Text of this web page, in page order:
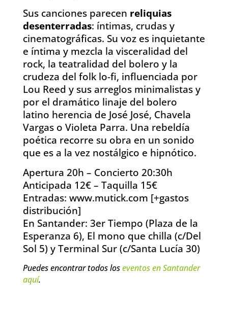
Sus canciones parecen reliquias
desenterradas: íntimas, crudas y
cinematográficas. Su voz es inquietante
e íntima y mezcla la visceralidad del
rock, la teatralidad del bolero y la
crudeza del folk lo-fi, influenciada por
Lou Reed y sus arreglos minimalistas y
por el dramático linaje del bolero
latino herencia de José José, Chavela
Vargas o Violeta Parra. Una rebeldía
poética recorre su obra en un sonido
que es a la vez nostálgico e hipnótico.
Apertura 20h – Concierto 20:30h
Anticipada 12€ – Taquilla 15€
Entradas: www.mutick.com [+gastos
distribución]
En Santander: 3er Tiempo (Plaza de la
Esperanza 6), El mono que chilla (c/Del
Sol 5) y Terminal Sur (c/Santa Lucía 30)
Puedes encontrar todos loseventos en Santander
aquí.